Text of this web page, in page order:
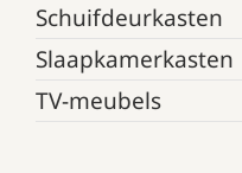
Schuifdeurkasten
Slaapkamerkasten
TV-meubels